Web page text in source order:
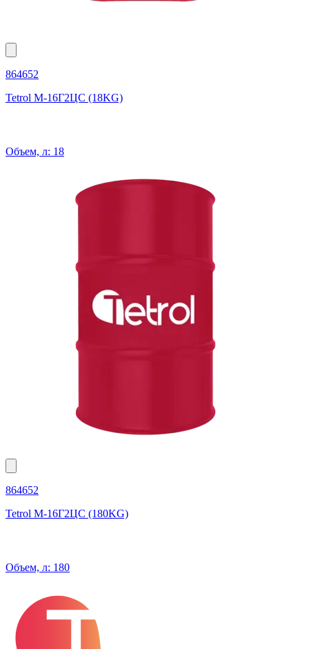
864652
Tetrol М-16Г2ЦС (18KG)
Объем, л: 18
864652
Tetrol М-16Г2ЦС (180KG)
Объем, л: 180